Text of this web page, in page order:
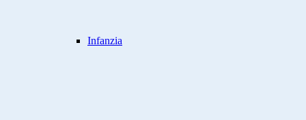
Infanzia